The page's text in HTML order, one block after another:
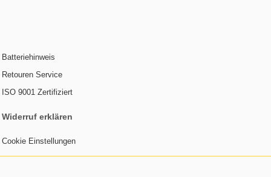
Batteriehinweis
Retouren Service
ISO 9001 Zertifiziert
Widerruf erklären
Cookie Einstellungen